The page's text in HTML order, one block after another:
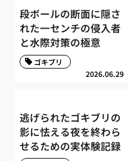
段ボールの断面に隠さ
れた一センチの侵入者
と水際対策の極意
2026.06.29
ゴキブリ
逃げられたゴキブリの
影に怯える夜を終わら
せるための実体験記録